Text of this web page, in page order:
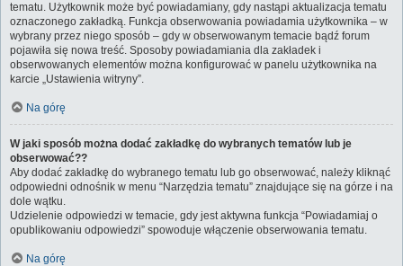
tematu. Użytkownik może być powiadamiany, gdy nastąpi aktualizacja tematu
oznaczonego zakładką. Funkcja obserwowania powiadamia użytkownika – w
wybrany przez niego sposób – gdy w obserwowanym temacie bądź forum
pojawiła się nowa treść. Sposoby powiadamiania dla zakładek i
obserwowanych elementów można konfigurować w panelu użytkownika na
karcie „Ustawienia witryny”.
Na górę
W jaki sposób można dodać zakładkę do wybranych tematów lub je
obserwować??
Aby dodać zakładkę do wybranego tematu lub go obserwować, należy kliknąć
odpowiedni odnośnik w menu “Narzędzia tematu” znajdujące się na górze i na
dole wątku.
Udzielenie odpowiedzi w temacie, gdy jest aktywna funkcja “Powiadamiaj o
opublikowaniu odpowiedzi” spowoduje włączenie obserwowania tematu.
Na górę